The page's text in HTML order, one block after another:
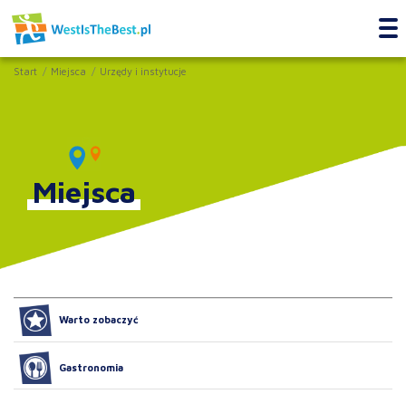
Start Miejsca Urzędy i instytucje
Miejsca
Warto zobaczyć
Gastronomia